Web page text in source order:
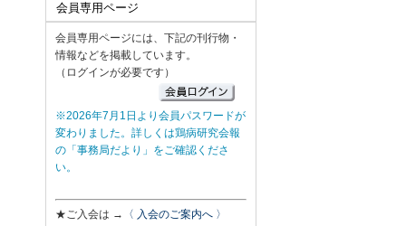
会員専用ページ
会員専用ページには、下記の刊行物・
情報などを掲載しています。
（ログインが必要です）
※2026年7月1日より会員パスワードが
変わりました。詳しくは鶏病研究会報
の「事務局だより」をご確認くださ
い。
★ご入会は → 〈 入会のご案内へ 〉